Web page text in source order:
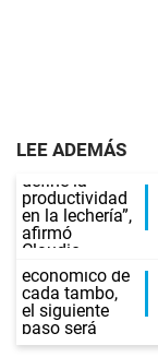
LEE ADEMÁS